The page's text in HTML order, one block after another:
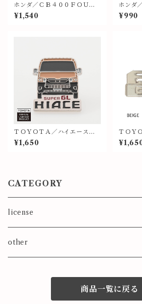
ホンダ／ＣＢ４００ＦＯＵＲ
／レッド／アクリルスタンド
【HO_ACCB4_F_RD24A.
¥1,540
ホンダ
グ⑨⑩
¥990
ＴＯＹＯＴＡ／ハイエース
（ＢＥＩＧＥ）／ＦＲＯＮＴ
／ピンバッジ
¥1,650
ＴＯＹ
ー（ベ
CATEGORY
license
TOYOTA
ラバーキーホルダー
other
商品一覧に戻る